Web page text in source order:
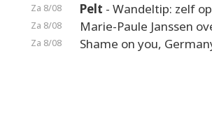
Za 8/08 Pelt - Wandeltip: zelf
Za 8/08 Marie-Paule Janssen
Za 8/08 Shame on you,